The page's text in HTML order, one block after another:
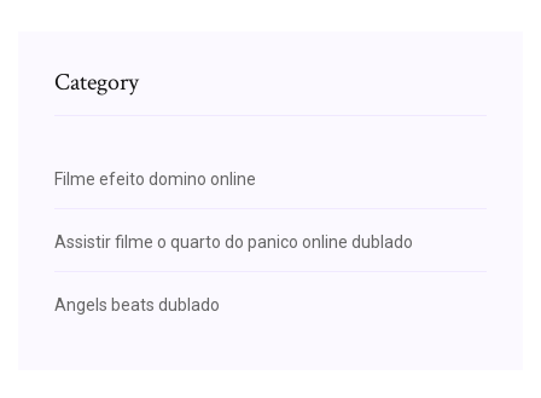
Category
Filme efeito domino online
Assistir filme o quarto do panico online dublado
Angels beats dublado